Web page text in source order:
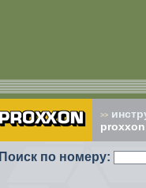
>>
Поиск по номеру: